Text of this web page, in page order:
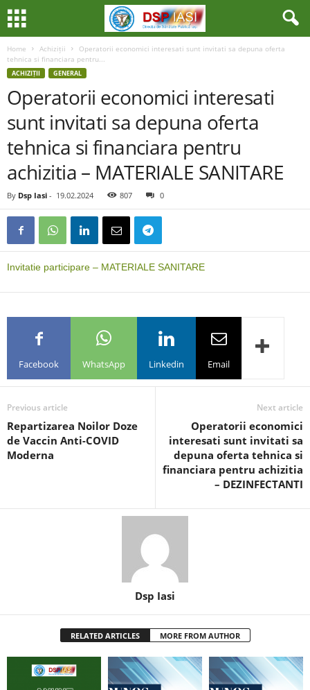
Home Achiziții
Operatorii economici interesati sunt invitati sa depuna oferta
tehnica si financiara pentru...
ACHIZIȚII GENERAL
Operatorii economici interesati
sunt invitati sa depuna oferta
tehnica si financiara pentru
achizitia – MATERIALE SANITARE
By Dsp Iasi - 19.02.2024 807 0
Invitatie participare – MATERIALE SANITARE
Facebook WhatsApp Linkedin Email
Previous article
Repartizarea Noilor Doze
de Vaccin Anti-COVID
Moderna
Next article
Operatorii economici
interesati sunt invitati sa
depuna oferta tehnica si
financiara pentru achizitia
– DEZINFECTANTI
Dsp Iasi
RELATED ARTICLES MORE FROM AUTHOR